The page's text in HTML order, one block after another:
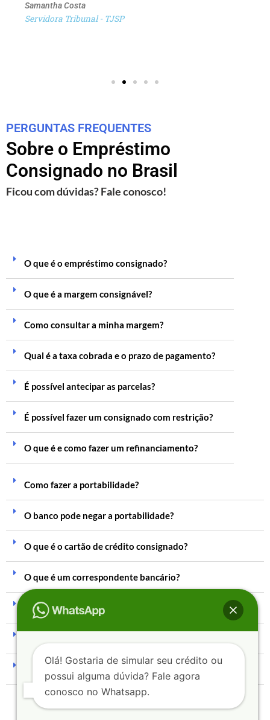
Samantha Costa
Servidora Tribunal - TJSP
PERGUNTAS FREQUENTES
Sobre o Empréstimo
Consignado no Brasil
Ficou com dúvidas? Fale conosco!
O que é o empréstimo consignado?
O que é a margem consignável?
Como consultar a minha margem?
Qual é a taxa cobrada e o prazo de pagamento?
É possível antecipar as parcelas?
É possível fazer um consignado com restrição?
O que é e como fazer um refinanciamento?
Como fazer a portabilidade?
O banco pode negar a portabilidade?
O que é o cartão de crédito consignado?
O que é um correspondente bancário?
Eu preciso ser correntista do banco?
É possível fazer mais de um consignado?
Olá! Gostaria de simular seu crédito ou
possui alguma dúvida? Fale agora
conosco no Whatsapp.